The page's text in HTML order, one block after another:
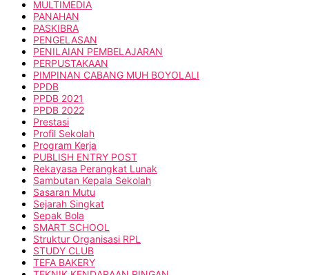
MULTIMEDIA
PANAHAN
PASKIBRA
PENGELASAN
PENILAIAN PEMBELAJARAN
PERPUSTAKAAN
PIMPINAN CABANG MUH BOYOLALI
PPDB
PPDB 2021
PPDB 2022
Prestasi
Profil Sekolah
Program Kerja
PUBLISH ENTRY POST
Rekayasa Perangkat Lunak
Sambutan Kepala Sekolah
Sasaran Mutu
Sejarah Singkat
Sepak Bola
SMART SCHOOL
Struktur Organisasi RPL
STUDY CLUB
TEFA BAKERY